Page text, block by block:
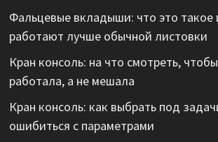
Фальцевые вкладыши: что это такое
работают лучше обычной листовки
Кран консоль: на что смотреть,
работала, а не мешала
Кран консоль: как выбрать под
ошибиться с параметрами